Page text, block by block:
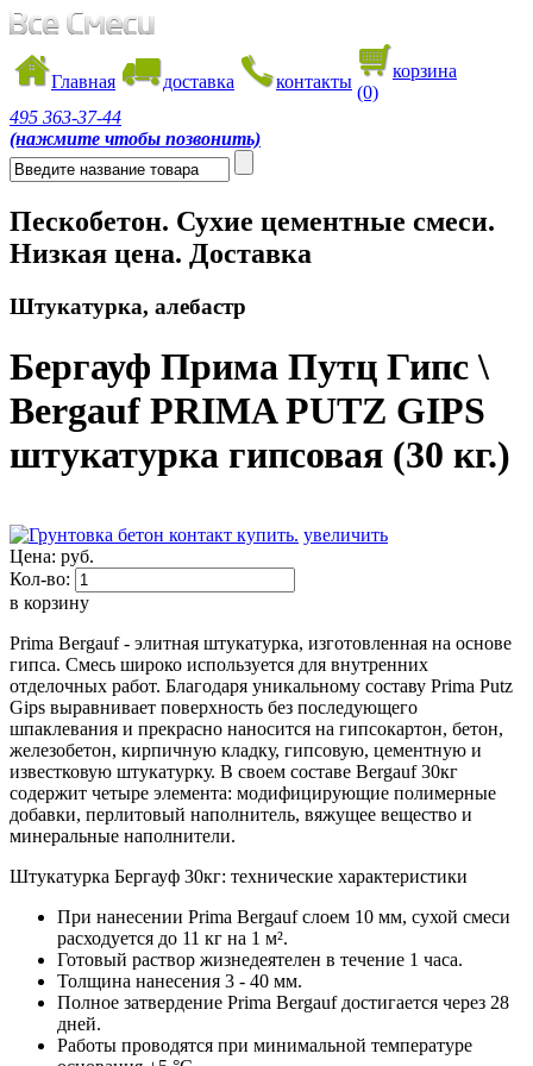
Главная доставка контакты
корзина
(0)
495 363-37-44
(нажмите чтобы позвонить)
Пескобетон. Сухие цементные смеси.
Низкая цена. Доставка
Штукатурка, алебастр
Бергауф Прима Путц Гипс \
Bergauf PRIMA PUTZ GIPS
штукатурка гипсовая (30 кг.)
увеличить
Цена: руб.
Кол-во:
в корзину
Prima Bergauf - элитная штукатурка, изготовленная на основе
гипса. Смесь широко используется для внутренних
отделочных работ. Благодаря уникальному составу Prima Putz
Gips выравнивает поверхность без последующего
шпаклевания и прекрасно наносится на гипсокартон, бетон,
железобетон, кирпичную кладку, гипсовую, цементную и
известковую штукатурку. В своем составе Bergauf 30кг
содержит четыре элемента: модифицирующие полимерные
добавки, перлитовый наполнитель, вяжущее вещество и
минеральные наполнители.
Штукатурка Бергауф 30кг: технические характеристики
При нанесении Prima Bergauf слоем 10 мм, сухой смеси
расходуется до 11 кг на 1 м².
Готовый раствор жизнедеятелен в течение 1 часа.
Толщина нанесения 3 - 40 мм.
Полное затвердение Prima Bergauf достигается через 28
дней.
Работы проводятся при минимальной температуре